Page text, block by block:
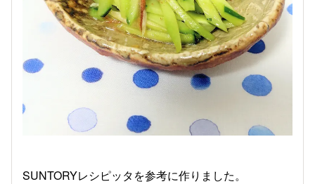
SUNTORYレシピッタを参考に作りました。